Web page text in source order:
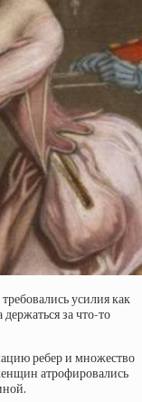
усилия как
за что-то
ребер и множество
атрофировались